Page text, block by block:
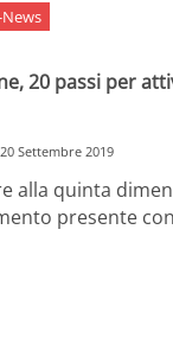
20 passi per
20 Settembre 2019
alla quinta
presente